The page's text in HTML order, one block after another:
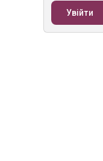
Увійти